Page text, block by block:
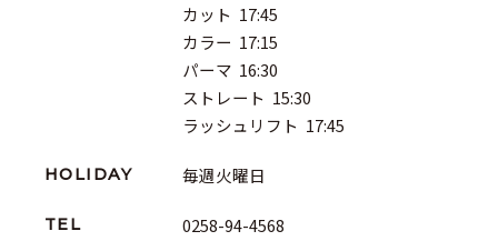
カット  17:45
カラー  17:15
パーマ  16:30
ストレート  15:30
ラッシュリフト  17:45
HOLIDAY 毎週火曜日
TEL 0258-94-4568